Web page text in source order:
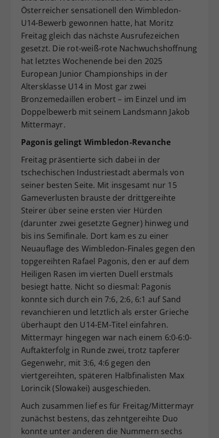
Österreicher sensationell den Wimbledon-
U14-Bewerb gewonnen hatte, hat Moritz
Freitag gleich das nächste Ausrufezeichen
gesetzt. Die rot-weiß-rote Nachwuchshoffnung
hat letztes Wochenende bei den 2025
European Junior Championships in der
Altersklasse U14 in Most gar zwei
Bronzemedaillen erobert – im Einzel und im
Doppelbewerb mit seinem Landsmann Jakob
Mittermayr.
Pagonis gelingt Wimbledon-Revanche
Freitag präsentierte sich dabei in der
tschechischen Industriestadt abermals von
seiner besten Seite. Mit insgesamt nur 15
Gameverlusten brauste der drittgereihte
Steirer über seine ersten vier Hürden
(darunter zwei gesetzte Gegner) hinweg und
bis ins Semifinale. Dort kam es zu einer
Neuauflage des Wimbledon-Finales gegen den
topgereihten Rafael Pagonis, den er auf dem
Heiligen Rasen im vierten Duell erstmals
besiegt hatte. Nicht so diesmal: Pagonis
konnte sich durch ein 7:6, 2:6, 6:1 auf Sand
revanchieren und letztlich als erster Grieche
überhaupt den U14-EM-Titel einfahren.
Mittermayr hingegen war nach einem 6:0-6:0-
Auftakterfolg in Runde zwei, trotz tapferer
Gegenwehr, mit 3:6, 4:6 gegen den
viertgereihten, späteren Halbfinalisten Max
Lorincik (Slowakei) ausgeschieden.
Auch zusammen lief es für Freitag/Mittermayr
zunächst bestens, das zehntgereihte Duo
konnte unter anderen die Nummern sechs
Zweck
Dieser Wert speichert Ihre Consent-
Einstellungen. Unter anderem eine
zufällig generierte ID, für die
historische Speicherung Ihrer
vorgenommen Einstellungen, falls der
Webseiten-Betreiber dies eingestellt
hat.